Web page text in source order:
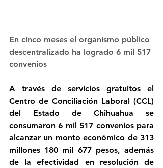
En cinco meses el organismo público
descentralizado ha logrado 6 mil 517
convenios
A través de servicios gratuitos el
Centro de Conciliación Laboral (CCL)
del Estado de Chihuahua se
consumaron 6 mil 517 convenios para
alcanzar un monto económico de 313
millones 180 mil 677 pesos, además
de la efectividad en resolución de